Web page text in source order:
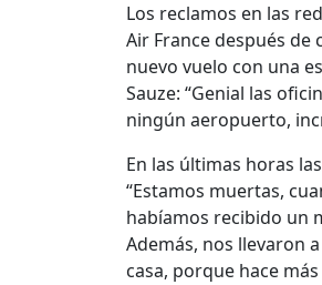
Los reclamos en las
Air France después
nuevo vuelo con una
Sauze: “Genial las
ningún aeropuerto,
En las últimas horas
“Estamos muertas,
habíamos recibido un
Además, nos llevaron
casa, porque hace